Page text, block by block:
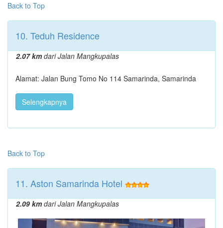
Back to Top
10. Teduh Residence
2.07 kmdari Jalan Mangkupalas
Alamat: Jalan Bung Tomo No 114 Samarinda, Samarinda
Selengkapnya
Back to Top
11. Aston Samarinda Hotel
2.09 kmdari Jalan Mangkupalas